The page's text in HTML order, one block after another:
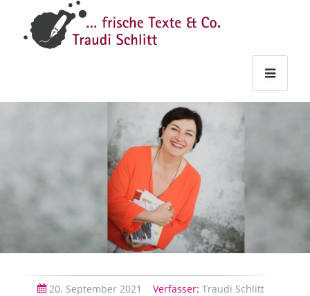
Texte
20. September 2021 Verfasser: Traudi Schlitt